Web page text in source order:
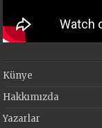
Künye
Hakkımızda
Yazarlar